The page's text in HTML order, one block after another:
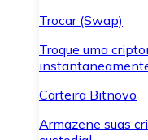
Trocar (Swap)
Troque uma
Carteira Bitnovo
Armazene suas